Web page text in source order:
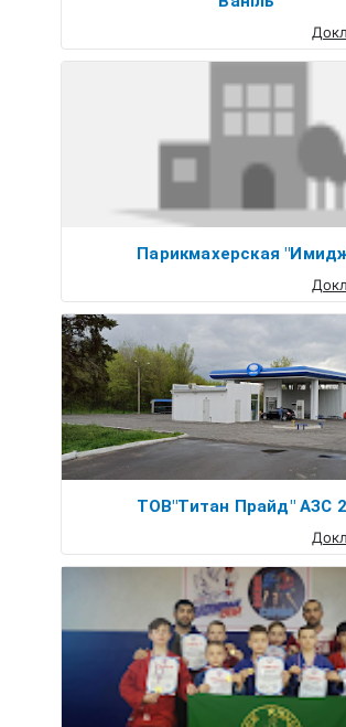
Парикмахерская
ТОВ"Титан Прайд" АЗС